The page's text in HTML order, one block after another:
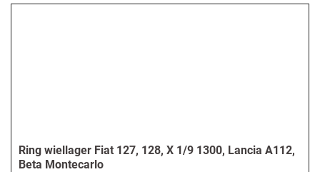
Ring wiellager Fiat 127, 128, X 1/9 1300, Lancia A112,
Beta Montecarlo